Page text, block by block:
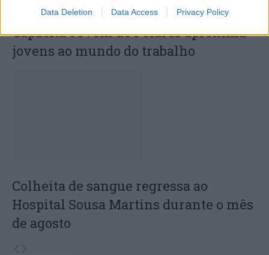
Data Deletion Data Access Privacy Policy
Capacita Jovem de Poiares aproxima
jovens ao mundo do trabalho
Colheita de sangue regressa ao
Hospital Sousa Martins durante o mês
de agosto